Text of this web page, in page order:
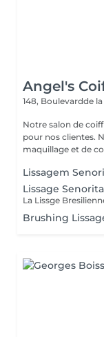
Angel's
148, Boulevardde
Notre salon de
pour nos clientes.
maquillage et de
Lissagem
Lissage
Brushing